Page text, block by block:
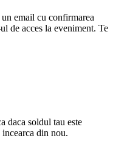
email cu confirmarea
de acces la eveniment. Te
daca soldul tau este
din nou.